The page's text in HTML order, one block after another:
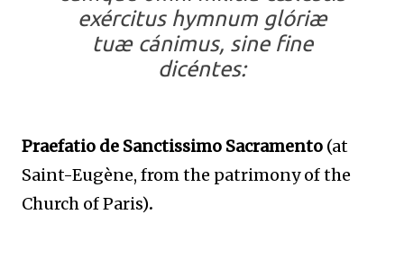
exércitus hymnum glóriæ
tuæ cánimus, sine fine
dicéntes:
Praefatio de Sanctissimo Sacramento (at
Saint-Eugène, from the patrimony of the
Church of Paris).